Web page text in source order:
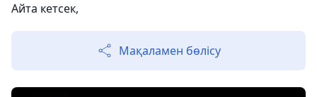
Айта кетсек,
Мақаламен бөлісу